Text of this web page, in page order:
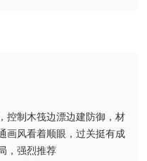
控制木筏边漂边建防御，材
画风看着顺眼，过关挺有成
，强烈推荐